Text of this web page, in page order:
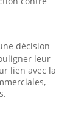
décision
leur
lien avec la